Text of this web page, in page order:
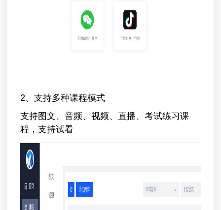
2、支持多种课程模式
支持图文、音频、视频、直播、考试练习课
程，支持试看